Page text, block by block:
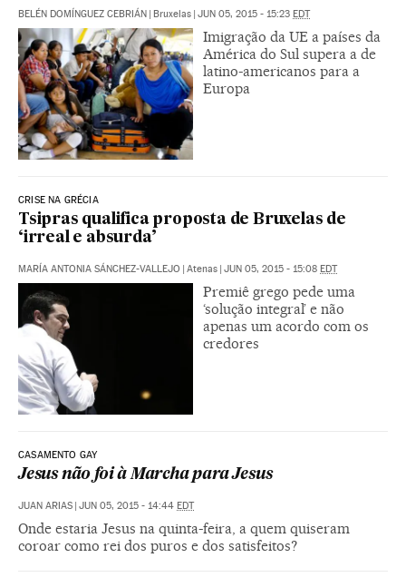
BELÉN DOMÍNGUEZ CEBRIÁN | Bruxelas | JUN 05, 2015 - 15:23 EDT
Imigração da UE a países da
América do Sul supera a de
latino-americanos para a
Europa
CRISE NA GRÉCIA
Tsipras qualifica proposta de Bruxelas de
‘irreal e absurda’
MARÍA ANTONIA SÁNCHEZ-VALLEJO | Atenas | JUN 05, 2015 - 15:08 EDT
Premiê grego pede uma
‘solução integral’ e não
apenas um acordo com os
credores
CASAMENTO GAY
Jesus não foi à Marcha para Jesus
JUAN ARIAS | JUN 05, 2015 - 14:44 EDT
Onde estaria Jesus na quinta-feira, a quem quiseram
coroar como rei dos puros e dos satisfeitos?